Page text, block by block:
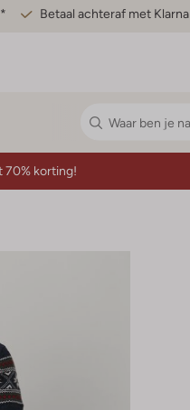
Betaal achteraf met Klarna
70% korting!